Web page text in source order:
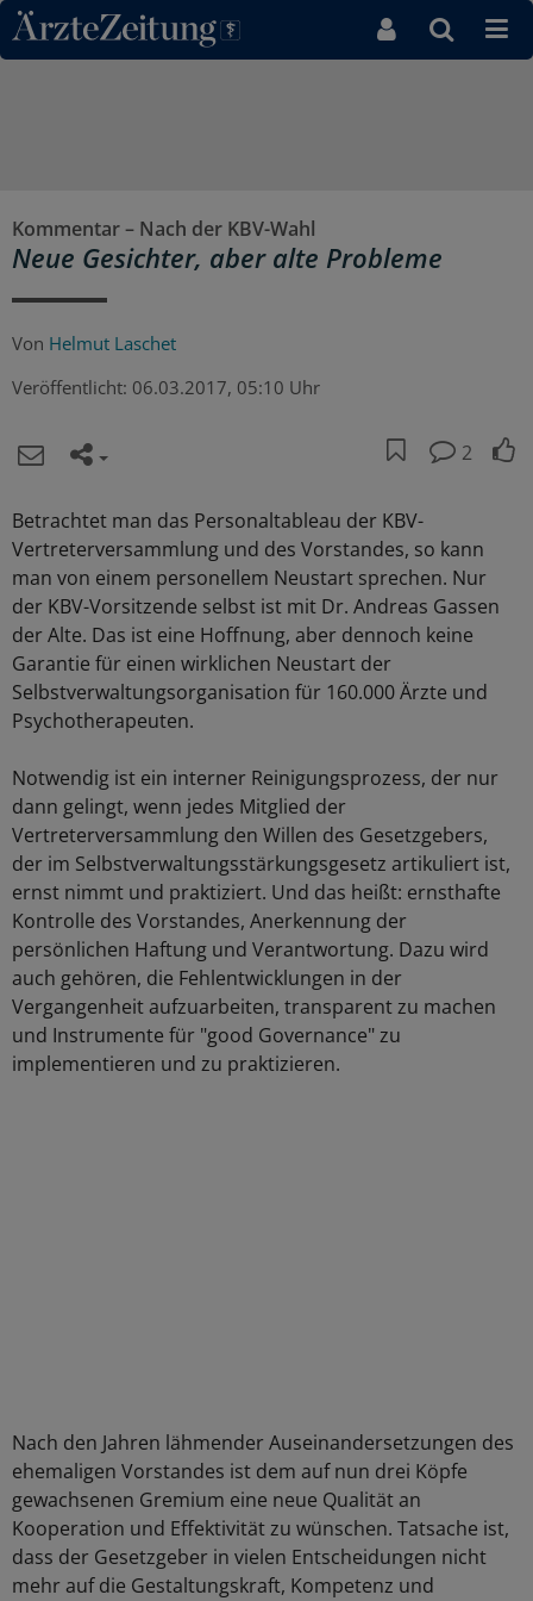
Direkt zum Inhaltsbereich
Kommentar – Nach der KBV-Wahl
Neue Gesichter, aber alte Probleme
Von Helmut Laschet
Veröffentlicht: 06.03.2017, 05:10 Uhr
2
Betrachtet man das Personaltableau der KBV-
Vertreterversammlung und des Vorstandes, so kann
man von einem personellem Neustart sprechen. Nur
der KBV-Vorsitzende selbst ist mit Dr. Andreas Gassen
der Alte. Das ist eine Hoffnung, aber dennoch keine
Garantie für einen wirklichen Neustart der
Selbstverwaltungsorganisation für 160.000 Ärzte und
Psychotherapeuten.
Notwendig ist ein interner Reinigungsprozess, der nur
dann gelingt, wenn jedes Mitglied der
Vertreterversammlung den Willen des Gesetzgebers,
der im Selbstverwaltungsstärkungsgesetz artikuliert ist,
ernst nimmt und praktiziert. Und das heißt: ernsthafte
Kontrolle des Vorstandes, Anerkennung der
persönlichen Haftung und Verantwortung. Dazu wird
auch gehören, die Fehlentwicklungen in der
Vergangenheit aufzuarbeiten, transparent zu machen
und Instrumente für "good Governance" zu
implementieren und zu praktizieren.
Nach den Jahren lähmender Auseinandersetzungen des
ehemaligen Vorstandes ist dem auf nun drei Köpfe
gewachsenen Gremium eine neue Qualität an
Kooperation und Effektivität zu wünschen. Tatsache ist,
dass der Gesetzgeber in vielen Entscheidungen nicht
mehr auf die Gestaltungskraft, Kompetenz und